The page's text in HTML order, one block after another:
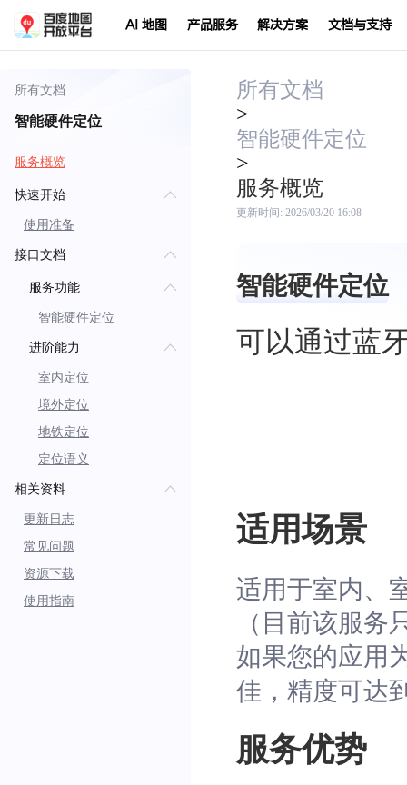
AI 地图 产品服务 解决方案 文档与支持
所有文档
智能硬件定位
服务概览
快速开始
使用准备
接口文档
服务功能
智能硬件定位
进阶能力
室内定位
境外定位
地铁定位
定位语义
相关资料
更新日志
常见问题
资源下载
使用指南
所有文档
>
智能硬件定位
>
服务概览
更新时间: 2026/03/20 16:08
智能硬件定位
可以通过蓝
适用场景
适用于室内、
（目前该服
如果您的应用
佳，精度可达
服务优势